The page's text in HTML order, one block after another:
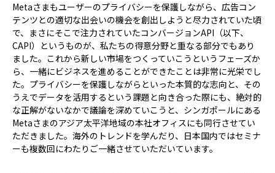
Metaさまもユーザーのプライバシーを保護しながら、広告コン
テンツとの適切な出会いの機会を創出しようと尽力されていた頃
で、まさにそこで注力されていたコンバージョンAPI（以下、
CAPI）というものが、私たちの得意分野と重なる部分でもあり
ました。これから新しい市場をつくっていこうというフェーズか
ら、一緒にビジネスを進めることができたことは非常に光栄でし
た。プライバシーを保護しながらといった本質的な志向と、その
うえでデータを活用するという課題と向き合った際にも、絶対的
な正解がないなかで議論を深めていこうと、シンガポールにある
Metaさまのアジア太平洋地域の本社オフィスにも同行させてい
ただきました。海外のトレンドを学んだり、日本国内ではセミナ
ーも複数回にわたりご一緒させていただいています。